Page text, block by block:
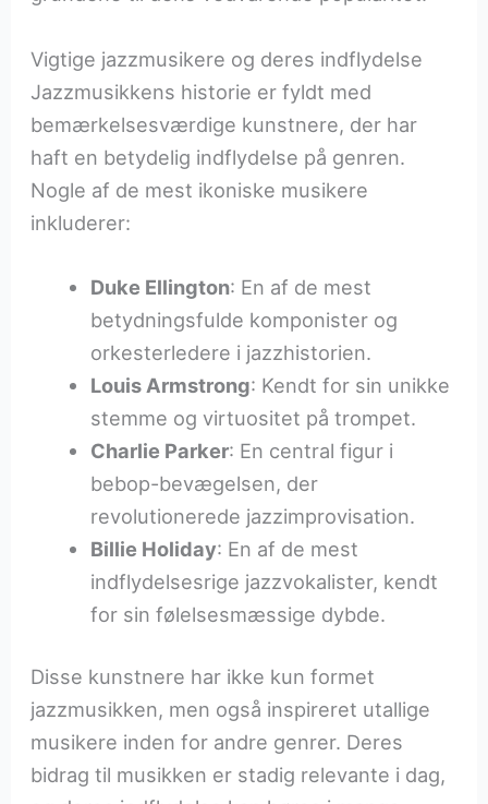
Vigtige jazzmusikere og deres indflydelse
Jazzmusikkens historie er fyldt med
bemærkelsesværdige kunstnere, der har
haft en betydelig indflydelse på genren.
Nogle af de mest ikoniske musikere
inkluderer:
Duke Ellington: En af de mest
betydningsfulde komponister og
orkesterledere i jazzhistorien.
Louis Armstrong: Kendt for sin unikke
stemme og virtuositet på trompet.
Charlie Parker: En central figur i
bebop-bevægelsen, der
revolutionerede jazzimprovisation.
Billie Holiday: En af de mest
indflydelsesrige jazzvokalister, kendt
for sin følelsesmæssige dybde.
Disse kunstnere har ikke kun formet
jazzmusikken, men også inspireret utallige
musikere inden for andre genrer. Deres
bidrag til musikken er stadig relevante i dag,